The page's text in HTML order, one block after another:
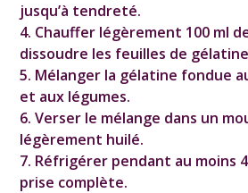
jusqu’à tendreté.
4. Chauffer légèrement 100 ml
dissoudre les feuilles de
5. Mélanger la gélatine fondue
et aux légumes.
6. Verser le mélange dans un
légèrement huilé.
7. Réfrigérer pendant au moins
prise complète.